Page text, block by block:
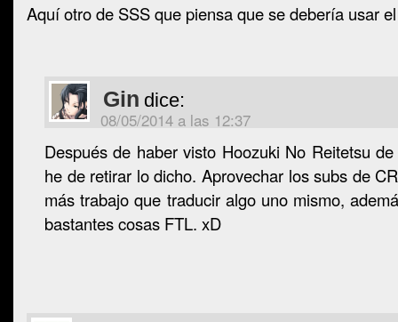
Aquí otro de SSS que piensa que se debería usar
Gin dice:
08/05/2014 a las 12:37
Después de haber visto Hoozuki No Reitetsu
he de retirar lo dicho. Aprovechar los subs de
más trabajo que traducir algo uno mismo,
bastantes cosas FTL. xD